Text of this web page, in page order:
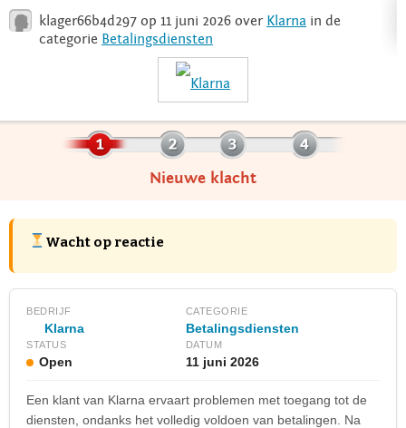
Login
klager66b4d297 op 11 juni 2026 over Klarna in de
categorie Betalingsdiensten
Nieuwe klacht
Wacht op reactie
BEDRIJF
Klarna
CATEGORIE
Betalingsdiensten
STATUS
Open
DATUM
11 juni 2026
Een klant van Klarna ervaart problemen met toegang tot de
diensten, ondanks het volledig voldoen van betalingen. Na